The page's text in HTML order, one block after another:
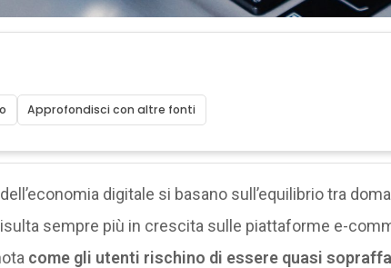
Approfondisci con altre fonti
digitale si basano sull’equilibrio tra
sempre più in crescita sulle piattaforme e-
come gli utenti rischino di essere quasi